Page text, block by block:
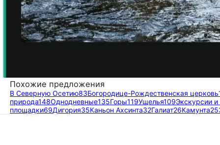
Похожие предложения
В Северную Осетию83Богородице-Рождественская церковь
природа148Однодневные135Горы119Ущелья109Экскурсии
площадки69Дигория35Каньон Ахсинта32Галиат26Камунта25